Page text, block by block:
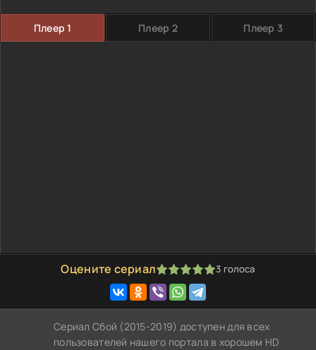
Плеер 1 Плеер 2 Плеер 3
Оцените сериал
1 2 3 4 5 3 голоса
Сериал Сбой (2015-2019) доступен для всех
пользователей нашего портала в хорошем HD